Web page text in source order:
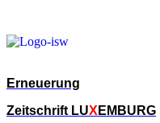
Erneuerung
Zeitschrift LUX EMBURG